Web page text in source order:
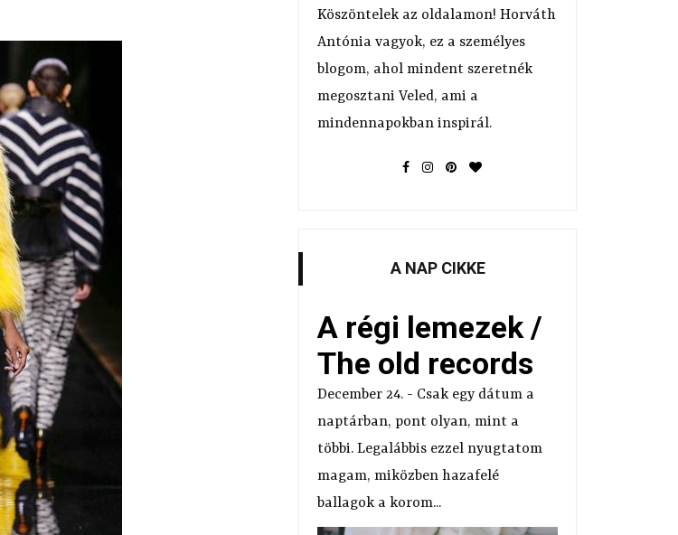
Köszöntelek az oldalamon! Horváth
Antónia vagyok, ez a személyes
blogom, ahol mindent szeretnék
megosztani Veled, ami a
mindennapokban inspirál.
A NAP CIKKE
A régi lemezek /
The old records
December 24. - Csak egy dátum a
naptárban, pont olyan, mint a
többi. Legalábbis ezzel nyugtatom
magam, miközben hazafelé
ballagok a korom...